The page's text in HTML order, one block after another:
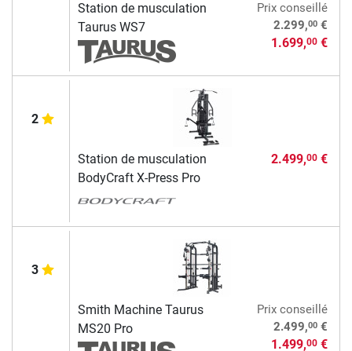
Station de musculation
Taurus WS7
Prix conseillé
2.299,00€
1.699,00€
2
Station de musculation
BodyCraft X-Press Pro
2.499,00€
3
Smith Machine Taurus
MS20 Pro
Prix conseillé
2.499,00€
1.499,00€